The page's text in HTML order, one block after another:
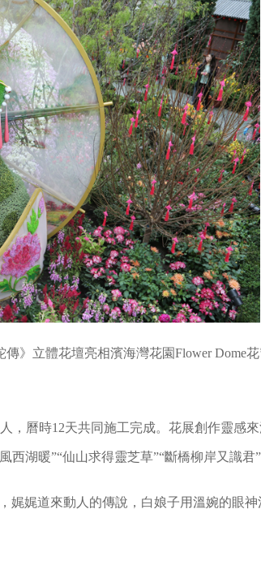
》立體花壇亮相濱海灣花園Flower Dome
曆時12天共同施工完成。花展創作靈感來
湖暖”“仙山求得靈芝草”“斷橋柳岸又識君
娓娓道來動人的傳說，白娘子用溫婉的眼